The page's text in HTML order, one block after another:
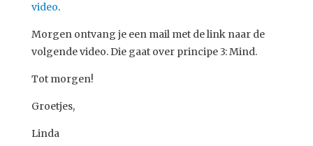
video.
Morgen ontvang je een mail met de link naar de
volgende video. Die gaat over principe 3: Mind.
Tot morgen!
Groetjes,
Linda